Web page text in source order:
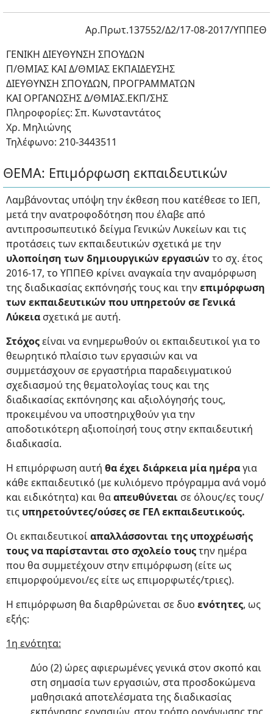
Αρ.Πρωτ.137552/Δ2/17-08-2017/ΥΠΠΕΘ
ΓΕΝΙΚΗ ΔΙΕΥΘΥΝΣΗ ΣΠΟΥΔΩΝ
Π/ΘΜΙΑΣ ΚΑΙ Δ/ΘΜΙΑΣ ΕΚΠΑΙΔΕΥΣΗΣ
ΔΙΕΥΘΥΝΣΗ ΣΠΟΥΔΩΝ, ΠΡΟΓΡΑΜΜΑΤΩΝ
ΚΑΙ ΟΡΓΑΝΩΣΗΣ Δ/ΘΜΙΑΣ.ΕΚΠ/ΣΗΣ
Πληροφορίες: Σπ. Κωνσταντάτος
Χρ. Μηλιώνης
Τηλέφωνο: 210-3443511
ΘΕΜΑ: Επιμόρφωση εκπαιδευτικών
Λαμβάνοντας υπόψη την έκθεση που κατέθεσε το ΙΕΠ,
μετά την ανατροφοδότηση που έλαβε από
αντιπροσωπευτικό δείγμα Γενικών Λυκείων και τις
προτάσεις των εκπαιδευτικών σχετικά με την
υλοποίηση των δημιουργικών εργασιών το σχ. έτος
2016-17, το ΥΠΠΕΘ κρίνει αναγκαία την αναμόρφωση
της διαδικασίας εκπόνησής τους και την επιμόρφωση
των εκπαιδευτικών που υπηρετούν σε Γενικά
Λύκεια σχετικά με αυτή.
Στόχοςείναι να ενημερωθούν οι εκπαιδευτικοί για το
θεωρητικό πλαίσιο των εργασιών και να
συμμετάσχουν σε εργαστήρια παραδειγματικού
σχεδιασμού της θεματολογίας τους και της
διαδικασίας εκπόνησης και αξιολόγησής τους,
προκειμένου να υποστηριχθούν για την
αποδοτικότερη αξιοποίησή τους στην εκπαιδευτική
διαδικασία.
Η επιμόρφωση αυτή θα έχει διάρκεια μία ημέραγια
κάθε εκπαιδευτικό (με κυλιόμενο πρόγραμμα ανά νομό
και ειδικότητα) και θααπευθύνεται σε όλους/ες τους/
τις υπηρετούντες/ούσες σε ΓΕΛ εκπαιδευτικούς.
Οι εκπαιδευτικοίαπαλλάσσονται της υποχρέωσής
τους να παρίστανται στο σχολείο τουςτην ημέρα
που θα συμμετέχουν στην επιμόρφωση (είτε ως
επιμορφούμενοι/ες είτε ως επιμορφωτές/τριες).
Η επιμόρφωση θα διαρθρώνεται σε δυο ενότητες, ως
εξής:
1η ενότητα:
Δύο (2) ώρες αφιερωμένες γενικά στον σκοπό και
στη σημασία των εργασιών, στα προσδοκώμενα
μαθησιακά αποτελέσματα της διαδικασίας